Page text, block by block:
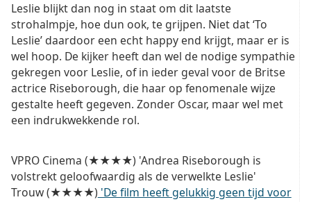
Leslie blijkt dan nog in staat om dit laatste
strohalmpje, hoe dun ook, te grijpen. Niet dat ‘To
Leslie’ daardoor een echt happy end krijgt, maar er is
wel hoop. De kijker heeft dan wel de nodige sympathie
gekregen voor Leslie, of in ieder geval voor de Britse
actrice Riseborough, die haar op fenomenale wijze
gestalte heeft gegeven. Zonder Oscar, maar wel met
een indrukwekkende rol.
VPRO Cinema (★★★★) 'Andrea Riseborough is
volstrekt geloofwaardig als de verwelkte Leslie'
Trouw (★★★★) 'De film heeft gelukkig geen tijd voor